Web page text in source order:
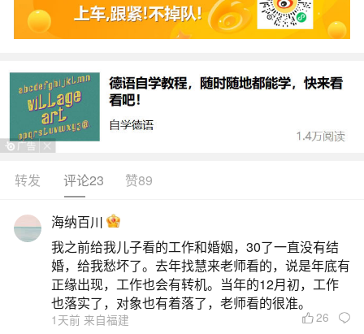
生活中像出马仙能做姻缘和合吗？都是很常见
的问题，但是小问题不注意可能会引起大麻烦，下
面就这个问题给大家做一些解读：
1、出马狐仙干什么
出马仙文化中，狐仙主要承担指引姻缘、驱魔
转发 评论23 赞89
海纳百川
我之前给我儿子看的工作和婚姻，30了一直没有结
婚，给我愁坏了。去年找慧来老师看的，说是年底有
正缘出现，工作也会有转机。当年的12月初，工作
也落实了，对象也有着落了，老师看的很准。
1天前 来自福建 26